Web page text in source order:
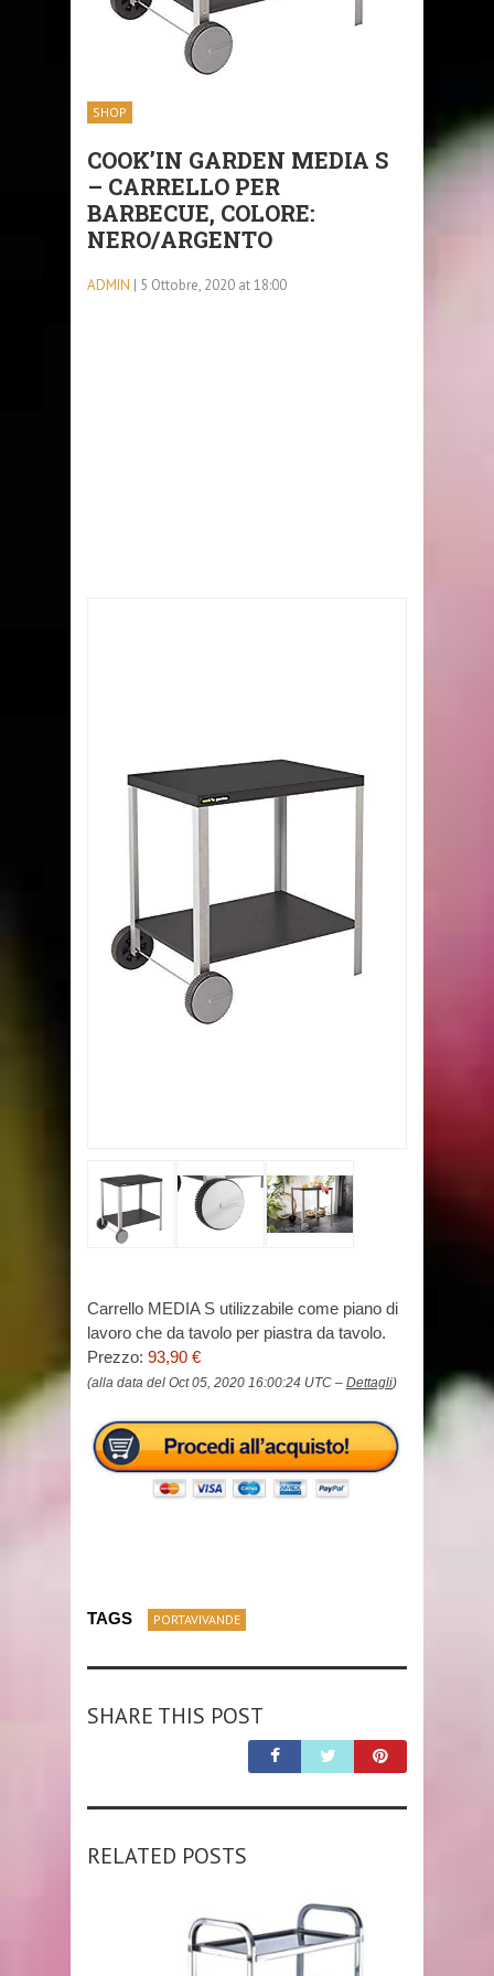
SHOP
COOK’IN GARDEN MEDIA S
– CARRELLO PER
BARBECUE, COLORE:
NERO/ARGENTO
ADMIN | 5 Ottobre, 2020 at 18:00
Carrello MEDIA S utilizzabile come piano di
lavoro che da tavolo per piastra da tavolo.
Prezzo: 93,90 €
(alla data del Oct 05, 2020 16:00:24 UTC – Dettagli)
TAGS PORTAVIVANDE
SHARE THIS POST
RELATED POSTS